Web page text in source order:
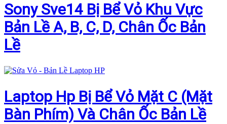
Sony Sve14 Bị Bể Vỏ Khu Vực
Bản Lề A, B, C, D, Chân Ốc Bản
Lề
Laptop Hp Bị Bể Vỏ Mặt C (Mặt
Bàn Phím) Và Chân Ốc Bản Lề